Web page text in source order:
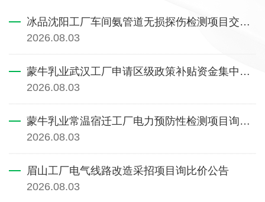
冰品沈阳工厂车间氨管道无损探伤检测项目交易特殊情况
2026.08.03
蒙牛乳业武汉工厂申请区级政策补贴资金集中采购咨询服务项目询比价公告
2026.08.03
蒙牛乳业常温宿迁工厂电力预防性检测项目询比价公告
2026.08.03
眉山工厂电气线路改造采招项目询比价公告
2026.08.03